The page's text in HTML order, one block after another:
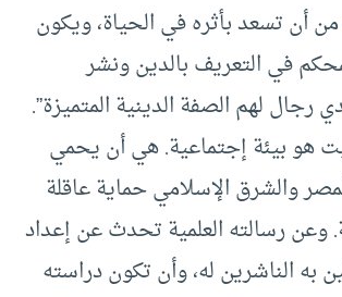
من أن تسعد بأثره في الحياة، ويكون
في التعريف بالدين ونشر
رجال لهم الصفة الدينية المتميزة”.
هو بيئة إجتماعية. هي أن يحمي
والشرق الإسلامي حماية عاقلة
وعن رسالته العلمية تحدث عن إعداد
به الناشرين له، وأن تكون دراسته